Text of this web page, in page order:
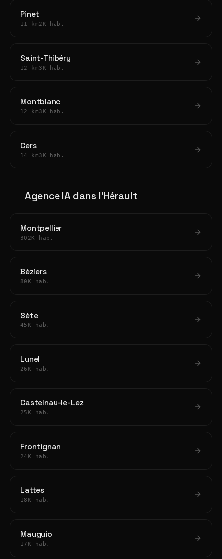
Pinet
11 km2K hab.
Saint-Thibéry
12 km3K hab.
Montblanc
12 km3K hab.
Cers
14 km3K hab.
Agence IA dans l'Hérault
Montpellier
302K hab.
Béziers
80K hab.
Sète
45K hab.
Lunel
26K hab.
Castelnau-le-Lez
25K hab.
Frontignan
24K hab.
Lattes
18K hab.
Mauguio
17K hab.